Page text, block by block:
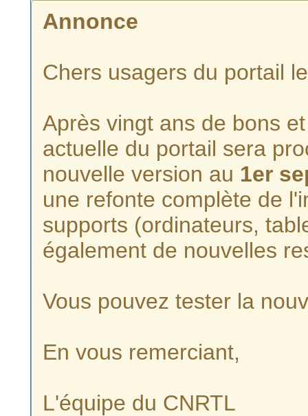
Annonce
Chers usagers du portail
Après vingt ans de bons
actuelle du portail sera
nouvelle version au 1er
une refonte complète de
supports (ordinateurs,
également de nouvelles
Vous pouvez tester la
En vous remerciant,
L'équipe du CNRTL